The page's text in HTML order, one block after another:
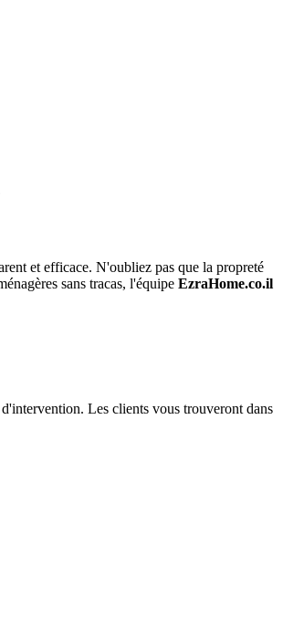
et efficace. N'oubliez pas que la propreté
sans tracas, l'équipe EzraHome.co.il
Les clients vous trouveront dans